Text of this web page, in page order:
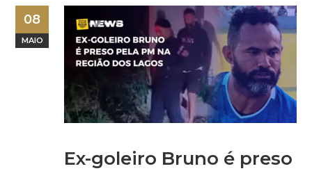
08
MAIO
Ex-goleiro Bruno é preso